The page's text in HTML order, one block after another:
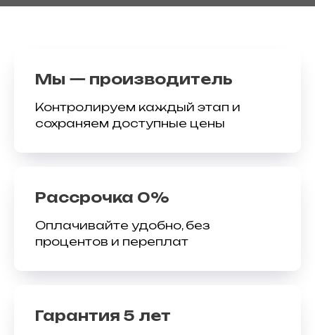
Мы — производитель
Контролируем каждый этап и
сохраняем доступные цены
Рассрочка 0%
Оплачивайте удобно, без
процентов и переплат
Гарантия 5 лет